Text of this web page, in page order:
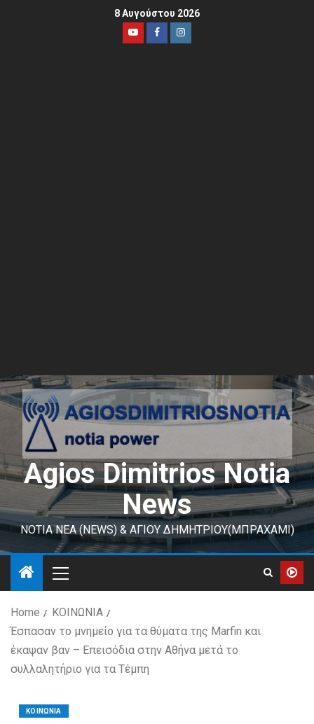
8 Αυγούστου 2026
Agios Dimitrios Notia
News
ΝΟΤΙΑ ΝΕΑ (NEWS) & ΑΓΙΟΥ ΔΗΜΗΤΡΙΟΥ(ΜΠΡΑΧΑΜΙ)
Home
ΚΟΙΝΩΝΙΑ
Έσπασαν το μνημείο για τα θύματα της Marfin και
έκαψαν βαν – Επεισόδια στην Αθήνα μετά το
συλλαλητήριο για τα Τέμπη
ΚΟΙΝΩΝΙΑ